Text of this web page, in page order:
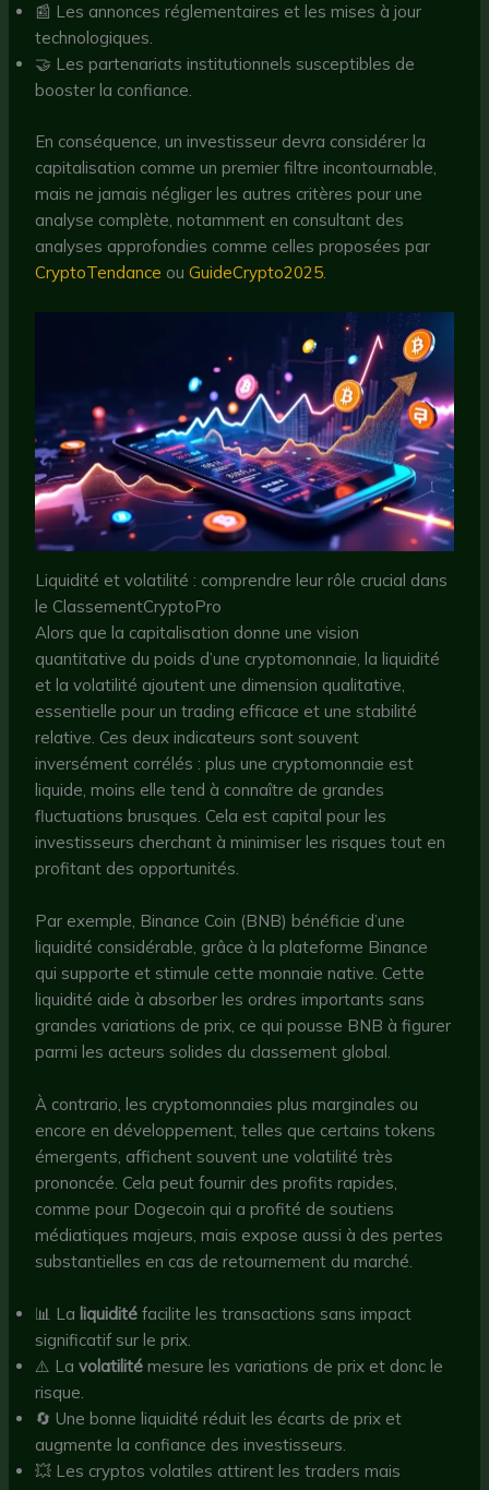
📰 Les annonces réglementaires et les mises à jour
technologiques.
🤝 Les partenariats institutionnels susceptibles de
booster la confiance.
En conséquence, un investisseur devra considérer la
capitalisation comme un premier filtre incontournable,
mais ne jamais négliger les autres critères pour une
analyse complète, notamment en consultant des
analyses approfondies comme celles proposées par
CryptoTendance ouGuideCrypto2025.
Liquidité et volatilité : comprendre leur rôle crucial dans
le ClassementCryptoPro
Alors que la capitalisation donne une vision
quantitative du poids d’une cryptomonnaie, la liquidité
et la volatilité ajoutent une dimension qualitative,
essentielle pour un trading efficace et une stabilité
relative. Ces deux indicateurs sont souvent
inversément corrélés : plus une cryptomonnaie est
liquide, moins elle tend à connaître de grandes
fluctuations brusques. Cela est capital pour les
investisseurs cherchant à minimiser les risques tout en
profitant des opportunités.
Par exemple, Binance Coin (BNB) bénéficie d’une
liquidité considérable, grâce à la plateforme Binance
qui supporte et stimule cette monnaie native. Cette
liquidité aide à absorber les ordres importants sans
grandes variations de prix, ce qui pousse BNB à figurer
parmi les acteurs solides du classement global.
À contrario, les cryptomonnaies plus marginales ou
encore en développement, telles que certains tokens
émergents, affichent souvent une volatilité très
prononcée. Cela peut fournir des profits rapides,
comme pour Dogecoin qui a profité de soutiens
médiatiques majeurs, mais expose aussi à des pertes
substantielles en cas de retournement du marché.
📊 La liquidité facilite les transactions sans impact
significatif sur le prix.
⚠️ Lavolatilité mesure les variations de prix et donc le
risque.
🔄 Une bonne liquidité réduit les écarts de prix et
augmente la confiance des investisseurs.
💥 Les cryptos volatiles attirent les traders mais